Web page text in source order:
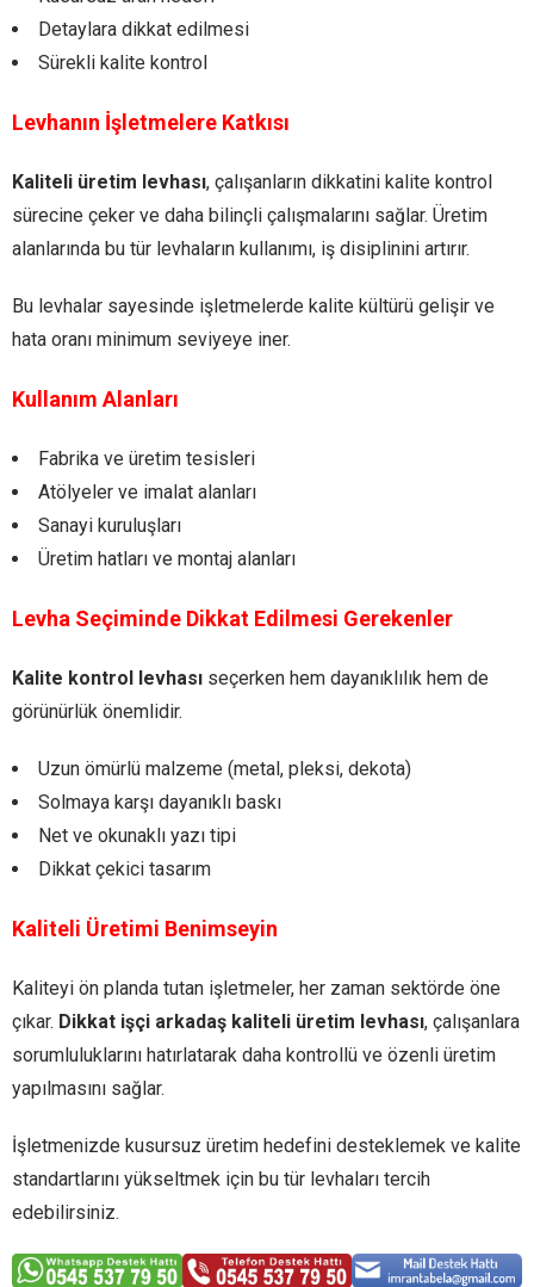
Detaylara dikkat edilmesi
Sürekli kalite kontrol
Levhanın İşletmelere Katkısı
Kaliteli üretim levhası, çalışanların dikkatini kalite kontrol
sürecine çeker ve daha bilinçli çalışmalarını sağlar. Üretim
alanlarında bu tür levhaların kullanımı, iş disiplinini artırır.
Bu levhalar sayesinde işletmelerde kalite kültürü gelişir ve
hata oranı minimum seviyeye iner.
Kullanım Alanları
Fabrika ve üretim tesisleri
Atölyeler ve imalat alanları
Sanayi kuruluşları
Üretim hatları ve montaj alanları
Levha Seçiminde Dikkat Edilmesi Gerekenler
Kalite kontrol levhası seçerken hem dayanıklılık hem de
görünürlük önemlidir.
Uzun ömürlü malzeme (metal, pleksi, dekota)
Solmaya karşı dayanıklı baskı
Net ve okunaklı yazı tipi
Dikkat çekici tasarım
Kaliteli Üretimi Benimseyin
Kaliteyi ön planda tutan işletmeler, her zaman sektörde öne
çıkar. Dikkat işçi arkadaş kaliteli üretim levhası, çalışanlara
sorumluluklarını hatırlatarak daha kontrollü ve özenli üretim
yapılmasını sağlar.
İşletmenizde kusursuz üretim hedefini desteklemek ve kalite
standartlarını yükseltmek için bu tür levhaları tercih
edebilirsiniz.